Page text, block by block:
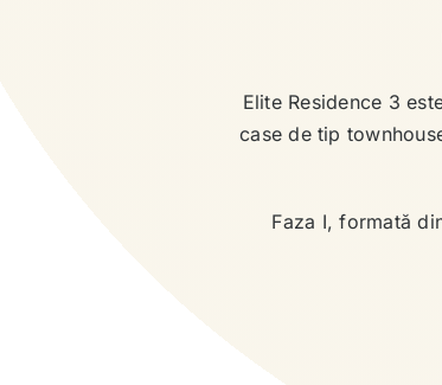
Elite Residence 3
case de tip
Faza I, formată